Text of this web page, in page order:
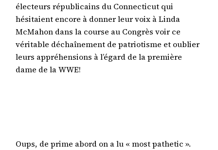
électeurs républicains du Connecticut qui
hésitaient encore à donner leur voix à Linda
McMahon dans la course au Congrès voir ce
véritable déchaînement de patriotisme et oublier
leurs appréhensions à l’égard de la première
dame de la WWE!
Oups, de prime abord on a lu « most pathetic ».